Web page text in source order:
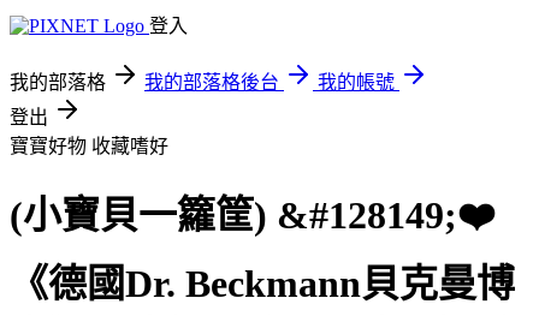
登入
我的部落格 我的部落格後台
我的帳號
登出
寶寶好物 收藏嗜好
(小寶貝一籮筐) &#128149;❤️
《德國Dr. Beckmann貝克曼博